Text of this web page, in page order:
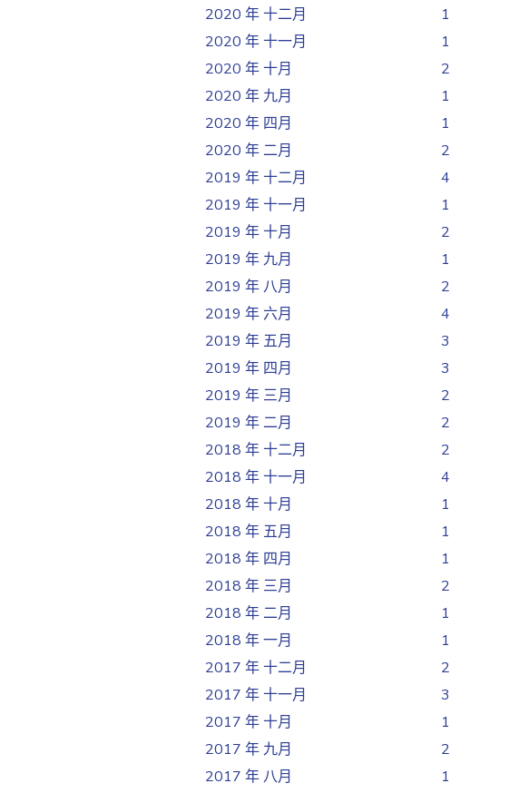
2020 年 十二月
1
2020 年 十一月
1
2020 年 十月
2
2020 年 九月
1
2020 年 四月
1
2020 年 二月
2
2019 年 十二月
4
2019 年 十一月
1
2019 年 十月
2
2019 年 九月
1
2019 年 八月
2
2019 年 六月
4
2019 年 五月
3
2019 年 四月
3
2019 年 三月
2
2019 年 二月
2
2018 年 十二月
2
2018 年 十一月
4
2018 年 十月
1
2018 年 五月
1
2018 年 四月
1
2018 年 三月
2
2018 年 二月
1
2018 年 一月
1
2017 年 十二月
2
2017 年 十一月
3
2017 年 十月
1
2017 年 九月
2
2017 年 八月
1